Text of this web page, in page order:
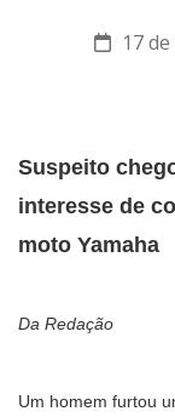
17
Suspeito
interesse de
moto Yamaha
Da Redação
Um homem furtou